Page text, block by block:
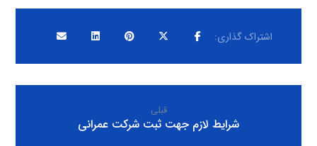
قبلی
شرایط لازم جهت ثبت شرکت عمرانی